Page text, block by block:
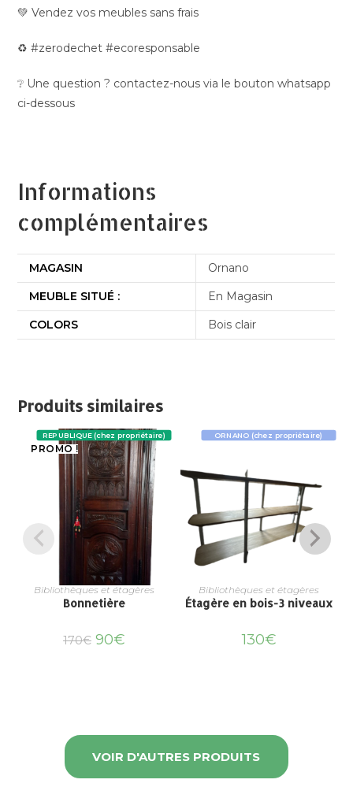
💚 Vendez vos meubles sans frais
♻️ #zerodechet #ecoresponsable
❔ Une question ? contactez-nous via le bouton whatsapp
ci-dessous
Informations
complémentaires
MAGASIN
Ornano
MEUBLE SITUÉ :
En Magasin
COLORS
Bois clair
Produits similaires
REPUBLIQUE (chez propriétaire)
PROMO !
Bibliothèques et étagères
Bonnetière
170€ 90€
ORNANO (chez propriétaire)
Bibliothèques et étagères
Étagère en bois-3 niveaux
130€
VOIR D'AUTRES PRODUITS